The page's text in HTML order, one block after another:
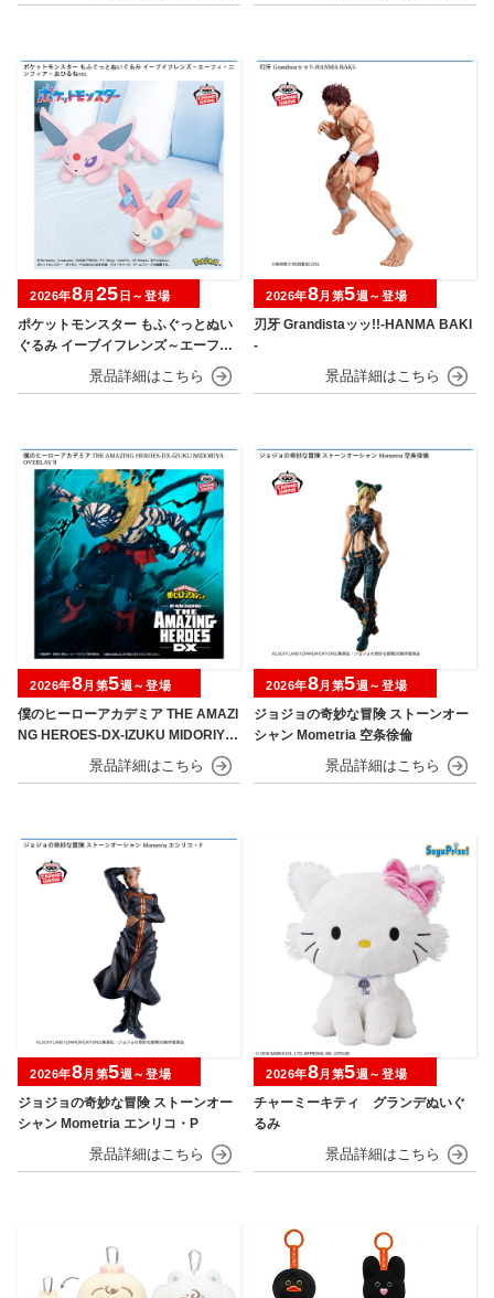
ポケットモンスター もふぐっとぬい
ぐるみ イーブイフレンズ～エーフ
ィ・ニンフィア～おひるねver.
2026年8月 25 日～登場
刃牙 Grandistaッッ!!-HANMA BAKI
-
2026年8月第5週～登場
僕のヒーローアカデミア THE AMAZI
NG HEROES-DX-IZUKU MIDORIYA
OVERLAY Ⅱ
2026年8月第5週～登場
ジョジョの奇妙な冒険 ストーンオー
シャン Mometria 空条徐倫
2026年8月第5週～登場
ジョジョの奇妙な冒険 ストーンオー
シャン Mometria エンリコ・P
2026年8月第5週～登場
チャーミーキティ グランデぬいぐ
るみ
2026年8月第5週～登場